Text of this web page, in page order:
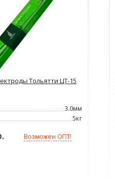
Тольятти ЦТ-15
3.0мм
5кг
Возможен ОПТ!